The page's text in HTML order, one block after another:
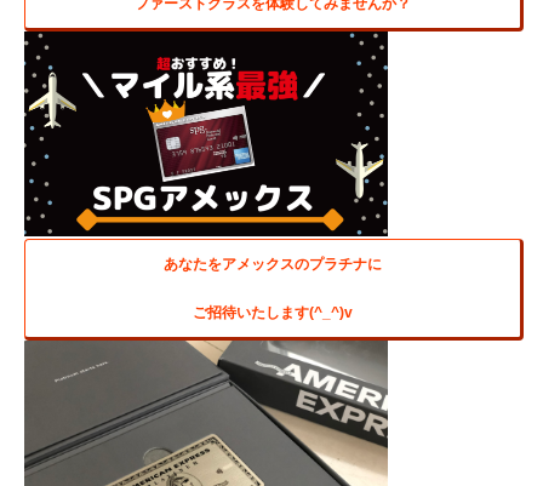
ファーストクラスを体験してみませんか？
あなたをアメックスのプラチナに
ご招待いたします(^_^)v